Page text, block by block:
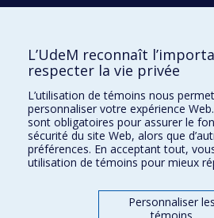
Kinésiologie et des sciences de l’activité
Orthophonie et audiologie
Réadaptation
Directions
DPC
CPASS
L’UdeM reconnaît
respecter la vie privée
L’utilisation de témoins nous
personnaliser votre expérience
sont obligatoires pour assurer le
sécurité du site Web, alors que
préférences. En acceptant tout,
utilisation de témoins pour mieux
Personnaliser les